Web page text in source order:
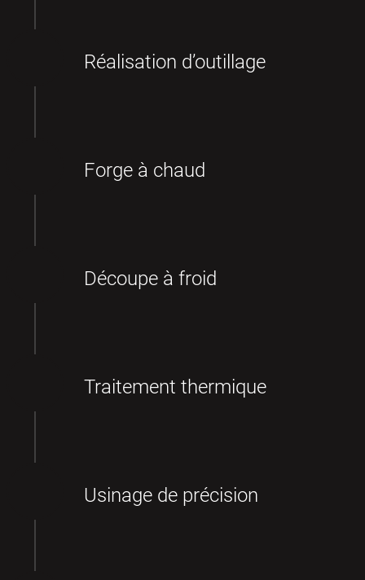
Réalisation d’outillage
Forge à chaud
Découpe à froid
Traitement thermique
Usinage de précision